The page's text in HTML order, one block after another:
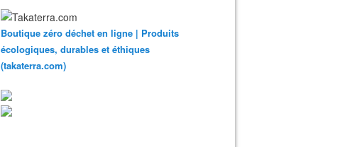
Boutique zéro déchet en ligne | Produits
écologiques, durables et éthiques
(takaterra.com)